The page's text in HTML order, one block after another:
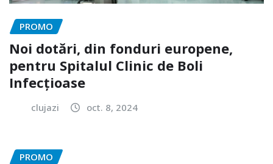
PROMO
Noi dotări, din fonduri europene,
pentru Spitalul Clinic de Boli
Infecțioase
clujazi oct. 8, 2024
PROMO